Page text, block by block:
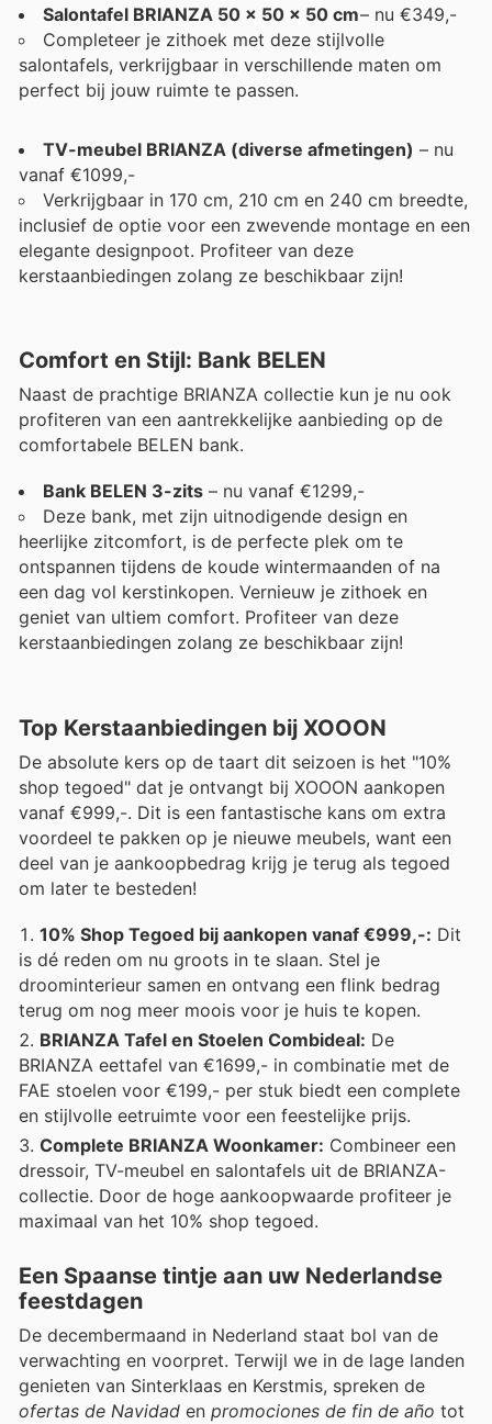
Salontafel BRIANZA 50 x 50 x 50 cm– nu €349,-
Completeer je zithoek met deze stijlvolle
salontafels, verkrijgbaar in verschillende maten om
perfect bij jouw ruimte te passen.
TV-meubel BRIANZA (diverse afmetingen) – nu
vanaf €1099,-
Verkrijgbaar in 170 cm, 210 cm en 240 cm breedte,
inclusief de optie voor een zwevende montage en een
elegante designpoot. Profiteer van deze
kerstaanbiedingen zolang ze beschikbaar zijn!
Comfort en Stijl: Bank BELEN
Naast de prachtige BRIANZA collectie kun je nu ook
profiteren van een aantrekkelijke aanbieding op de
comfortabele BELEN bank.
Bank BELEN 3-zits – nu vanaf €1299,-
Deze bank, met zijn uitnodigende design en
heerlijke zitcomfort, is de perfecte plek om te
ontspannen tijdens de koude wintermaanden of na
een dag vol kerstinkopen. Vernieuw je zithoek en
geniet van ultiem comfort. Profiteer van deze
kerstaanbiedingen zolang ze beschikbaar zijn!
Top Kerstaanbiedingen bij XOOON
De absolute kers op de taart dit seizoen is het "10%
shop tegoed" dat je ontvangt bij XOOON aankopen
vanaf €999,-. Dit is een fantastische kans om extra
voordeel te pakken op je nieuwe meubels, want een
deel van je aankoopbedrag krijg je terug als tegoed
om later te besteden!
10% Shop Tegoed bij aankopen vanaf €999,-: Dit
is dé reden om nu groots in te slaan. Stel je
droominterieur samen en ontvang een flink bedrag
terug om nog meer moois voor je huis te kopen.
BRIANZA Tafel en Stoelen Combideal: De
BRIANZA eettafel van €1699,- in combinatie met de
FAE stoelen voor €199,- per stuk biedt een complete
en stijlvolle eetruimte voor een feestelijke prijs.
Complete BRIANZA Woonkamer: Combineer een
dressoir, TV-meubel en salontafels uit de BRIANZA-
collectie. Door de hoge aankoopwaarde profiteer je
maximaal van het 10% shop tegoed.
Een Spaanse tintje aan uw Nederlandse
feestdagen
De decembermaand in Nederland staat bol van de
verwachting en voorpret. Terwijl we in de lage landen
genieten van Sinterklaas en Kerstmis, spreken de
ofertas de Navidad en promociones de fin de año tot